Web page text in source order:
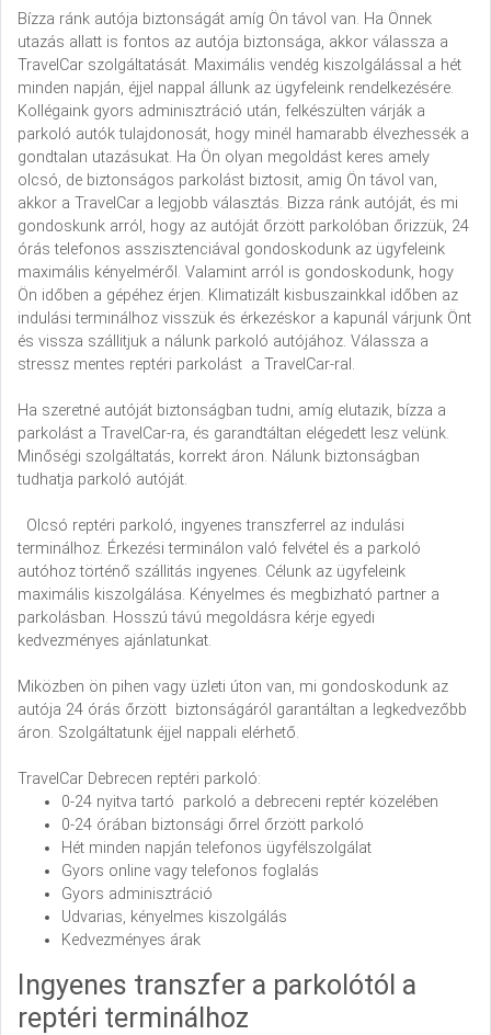
Bízza ránk autója biztonságát amíg Ön távol van. Ha Önnek
utazás allatt is fontos az autója biztonsága, akkor válassza a
TravelCar szolgáltatását. Maximális vendég kiszolgálással a hét
minden napján, éjjel nappal állunk az ügyfeleink rendelkezésére.
Kollégaink gyors adminisztráció után, felkészülten várják a
parkoló autók tulajdonosát, hogy minél hamarabb élvezhessék a
gondtalan utazásukat. Ha Ön olyan megoldást keres amely
olcsó, de biztonságos parkolást biztosit, amig Ön távol van,
akkor a TravelCar a legjobb választás. Bizza ránk autóját, és mi
gondoskunk arról, hogy az autóját őrzött parkolóban őrizzük, 24
órás telefonos asszisztenciával gondoskodunk az ügyfeleink
maximális kényelméről. Valamint arról is gondoskodunk, hogy
Ön időben a gépéhez érjen. Klimatizált kisbuszainkkal időben az
indulási terminálhoz visszük és érkezéskor a kapunál várjunk Önt
és vissza szállitjuk a nálunk parkoló autójához. Válassza a
stressz mentes reptéri parkolást a TravelCar-ral.
Ha szeretné autóját biztonságban tudni, amíg elutazik, bízza a
parkolást a TravelCar-ra, és garandtáltan elégedett lesz velünk.
Minőségi szolgáltatás, korrekt áron. Nálunk biztonságban
tudhatja parkoló autóját.
Olcsó reptéri parkoló, ingyenes transzferrel az indulási
terminálhoz. Érkezési terminálon való felvétel és a parkoló
autóhoz történő szállitás ingyenes. Célunk az ügyfeleink
maximális kiszolgálása. Kényelmes és megbizható partner a
parkolásban. Hosszú távú megoldásra kérje egyedi
kedvezményes ajánlatunkat.
Miközben ön pihen vagy üzleti úton van, mi gondoskodunk az
autója 24 órás őrzött biztonságáról garantáltan a legkedvezőbb
áron. Szolgáltatunk éjjel nappali elérhető.
TravelCar Debrecen reptéri parkoló:
0-24 nyitva tartó parkoló a debreceni reptér közelében
0-24 órában biztonsági őrrel őrzött parkoló
Hét minden napján telefonos ügyfélszolgálat
Gyors online vagy telefonos foglalás
Gyors adminisztráció
Udvarias, kényelmes kiszolgálás
Kedvezményes árak
Ingyenes transzfer a parkolótól a
reptéri terminálhoz